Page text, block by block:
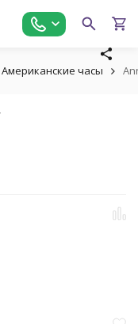
Американские часы